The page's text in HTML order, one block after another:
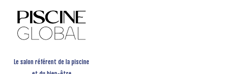
Le salon référent de la piscine